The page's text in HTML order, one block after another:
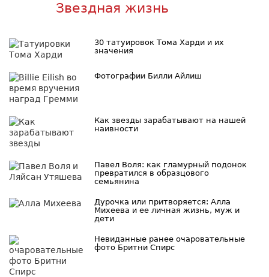
Звездная жизнь
30 татуировок Тома Харди и их
значения
Фотографии Билли Айлиш
Как звезды зарабатывают на нашей
наивности
Павел Воля: как гламурный подонок
превратился в образцового
семьянина
Дурочка или притворяется: Алла
Михеева и ее личная жизнь, муж и
дети
Невиданные ранее очаровательные
фото Бритни Спирс